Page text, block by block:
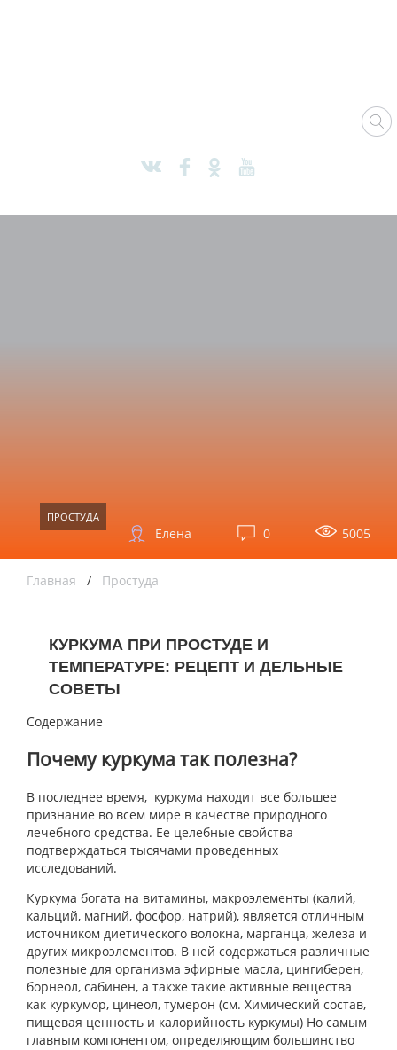
ПРОСТУДА
5005
0
Елена
Главная / Простуда
КУРКУМА ПРИ ПРОСТУДЕ И
ТЕМПЕРАТУРЕ: РЕЦЕПТ И ДЕЛЬНЫЕ
СОВЕТЫ
Содержание
Почему куркума так полезна?
В последнее время, куркума находит все большее
признание во всем мире в качестве природного
лечебного средства. Ее целебные свойства
подтверждаться тысячами проведенных
исследований.
Куркума богата на витамины, макроэлементы (калий,
кальций, магний, фосфор, натрий), является отличным
источником диетического волокна, марганца, железа и
других микроэлементов. В ней содержаться различные
полезные для организма эфирные масла, цингиберен,
борнеол, сабинен, а также такие активные вещества
как куркумор, цинеол, тумерон (см. Химический состав,
пищевая ценность и калорийность куркумы) Но самым
главным компонентом, определяющим большинство